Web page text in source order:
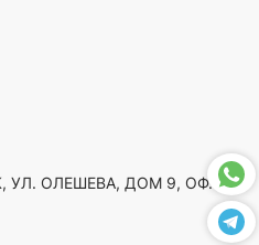
УЛ. ОЛЕШЕВА, ДОМ 9, ОФ. 5,